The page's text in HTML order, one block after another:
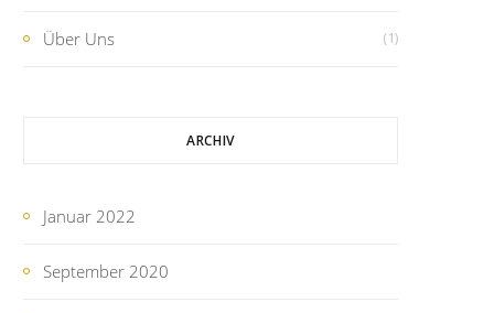
Über Uns (1)
ARCHIV
Januar 2022
September 2020